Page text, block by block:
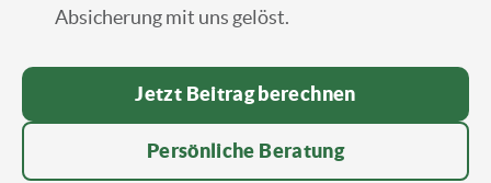
Absicherung mit uns gelöst.
Jetzt Beitrag berechnen
Persönliche Beratung